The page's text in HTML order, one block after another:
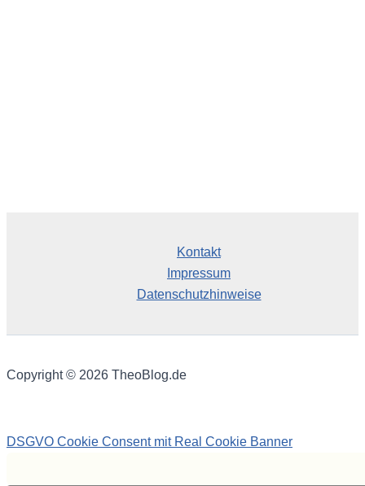
Kontakt
Impressum
Datenschutzhinweise
Copyright © 2026 TheoBlog.de
DSGVO Cookie Consent mit Real Cookie Banner